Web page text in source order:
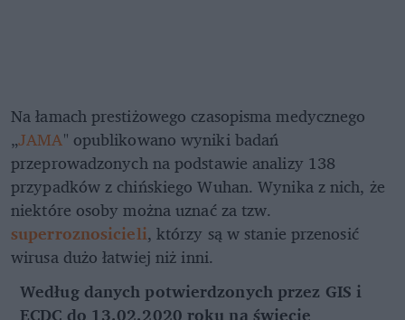
Na łamach prestiżowego czasopisma medycznego
„JAMA" opublikowano wyniki badań
przeprowadzonych na podstawie analizy 138
przypadków z chińskiego Wuhan. Wynika z nich, że
niektóre osoby można uznać za tzw.
superroznosicieli, którzy są w stanie przenosić
wirusa dużo łatwiej niż inni.
Według danych potwierdzonych przez GIS i
ECDC do 13.02.2020 roku na świecie